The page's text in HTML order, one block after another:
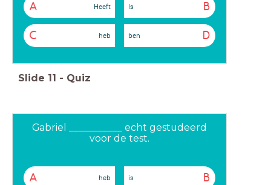
A Heeft B
Is
C heb D
ben
Slide 11 - Quiz
Gabriel ___________ echt gestudeerd
voor de test.
A heb B
is